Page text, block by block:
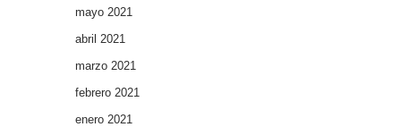
mayo 2021
abril 2021
marzo 2021
febrero 2021
enero 2021